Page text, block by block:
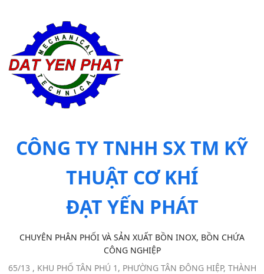
CÔNG TY TNHH SX TM KỸ
THUẬT CƠ KHÍ
ĐẠT YẾN PHÁT
CHUYÊN PHÂN PHỐI VÀ SẢN XUẤT BỒN INOX, BỒN CHỨA
CÔNG NGHIỆP
65/13 , KHU PHỐ TÂN PHÚ 1, PHƯỜNG TÂN ĐÔNG HIỆP, THÀNH